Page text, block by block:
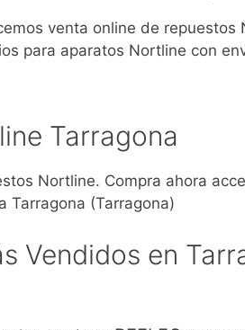
venta online de repuestos
para aparatos Nortline con
Tarragona
Nortline. Compra ahora
Tarragona (Tarragona)
Vendidos en